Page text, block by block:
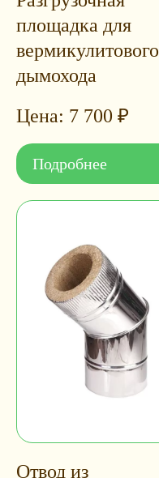
площадка для
вермикулитового
дымохода
7 700 ₽
Подробнее
Отвод из